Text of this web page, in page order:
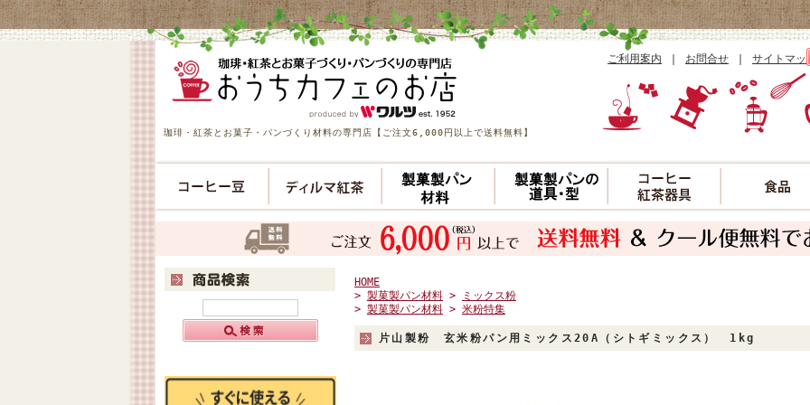
珈琲・紅茶とお菓子・パンづくり材料の専門店【ご注文6,000円以上で送料無料】
ご利用案内 お問合せ サイトマッ
HOME
> 製菓製パン材料 >
ミックス粉
> 製菓製パン材料 > 米粉特集
片山製粉 玄米粉パン用ミックス20A（シトギミックス） 1kg